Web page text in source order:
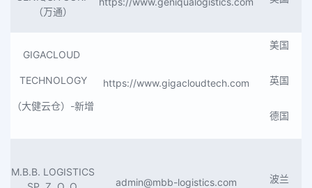
（万通）
GIGACLOUD
TECHNOLOGY
（大健云仓）-新增
https://www.gigacloudtech.com
美国
英国
德国
M.B.B. LOGISTICS
admin@mbb-logistics.com 波兰